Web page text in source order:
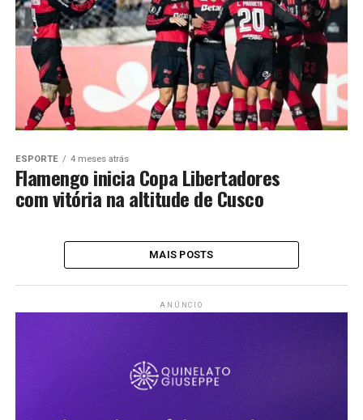
ESPORTE 4 meses atrás
Flamengo inicia Copa Libertadores
com vitória na altitude de Cusco
MAIS POSTS
ANÚNCIO